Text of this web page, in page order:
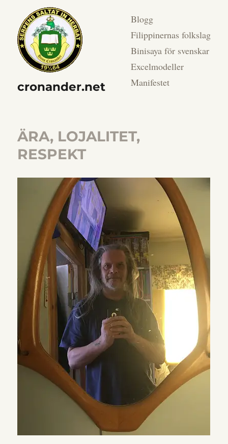
cronander.net
Blogg
Filippinernas folkslag
Binisaya för svenskar
Excelmodeller
Manifestet
ÄRA, LOJALITET,
RESPEKT